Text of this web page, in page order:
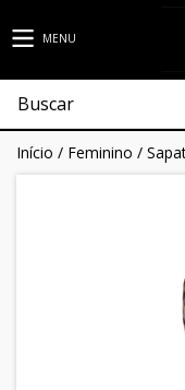
MENU
Início / Feminino /